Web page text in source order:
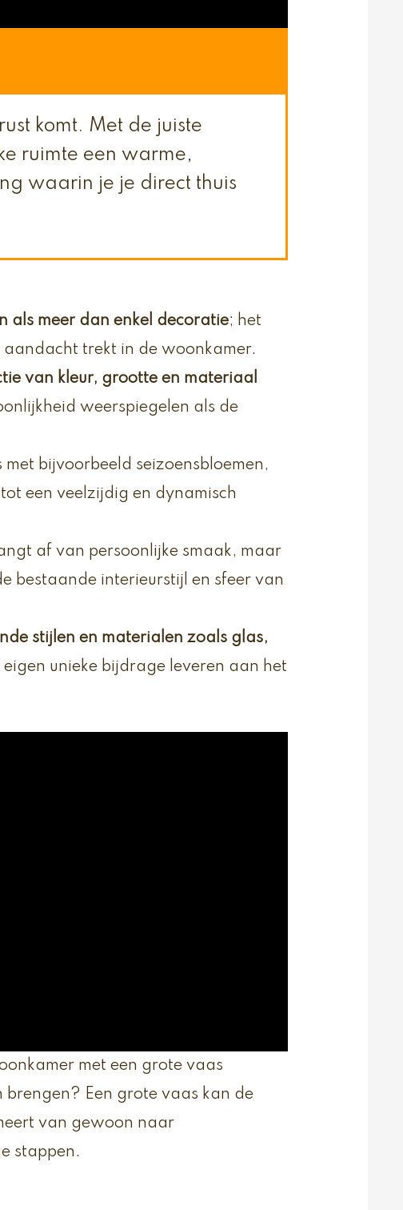
komt. Met de juiste
ruimte een warme,
waarin je je direct thuis
als meer dan enkel decoratie; het
trekt in de woonkamer.
van kleur, grootte en materiaal
weerspiegelen als de
bijvoorbeeld seizoensbloemen,
een veelzijdig en dynamisch
af van persoonlijke smaak, maar
bestaande interieurstijl en sfeer van
stijlen en materialen zoals glas,
eigen unieke bijdrage leveren aan het
met een grote vaas
Een grote vaas kan de
van gewoon naar
stappen.